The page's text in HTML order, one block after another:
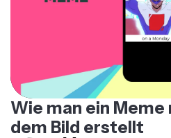
Wie man ein
dem Bild erstellt